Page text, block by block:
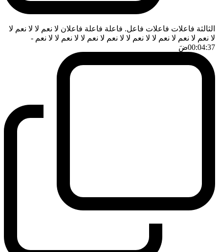
الثالثة فاعلات فاعلات فاعل. فاعلة فاعلة فاعلان لا نعم لا لا نعم لا
لا نعم لا نعم لا نعم لا لا نعم لا لا نعم لا نعم لا لا نعم لا لا نعم -
00:04:37ضَ